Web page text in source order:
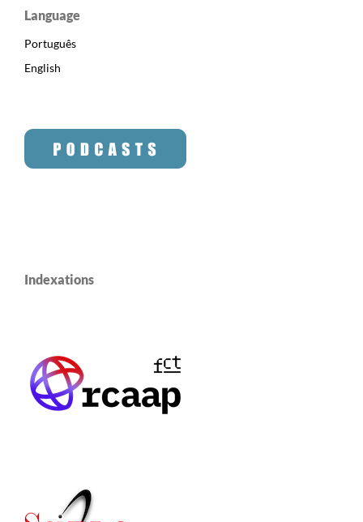
Language
Português
English
Indexations